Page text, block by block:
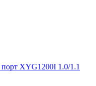
порт XYG1200I 1.0/1.1